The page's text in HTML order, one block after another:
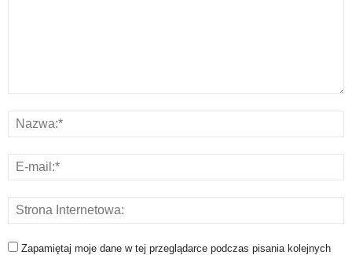
Zapamiętaj moje dane w tej przeglądarce podczas pisania kolejnych